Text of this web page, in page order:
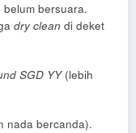
bersuara.
dry clean di deket
SGD YY(lebih
nada bercanda).